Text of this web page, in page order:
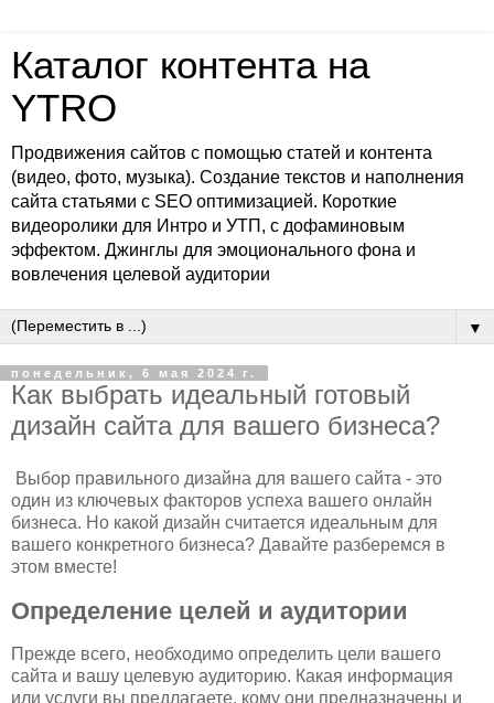
Каталог контента на
YTRO
Продвижения сайтов с помощью статей и контента
(видео, фото, музыка). Создание текстов и наполнения
сайта статьями с SEO оптимизацией. Короткие
видеоролики для Интро и УТП, с дофаминовым
эффектом. Джинглы для эмоционального фона и
вовлечения целевой аудитории
▼
понедельник, 6 мая 2024 г.
Как выбрать идеальный готовый
дизайн сайта для вашего бизнеса?
Выбор правильного дизайна для вашего сайта - это
один из ключевых факторов успеха вашего онлайн
бизнеса. Но какой дизайн считается идеальным для
вашего конкретного бизнеса? Давайте разберемся в
этом вместе!
Определение целей и аудитории
Прежде всего, необходимо определить цели вашего
сайта и вашу целевую аудиторию. Какая информация
или услуги вы предлагаете, кому они предназначены и